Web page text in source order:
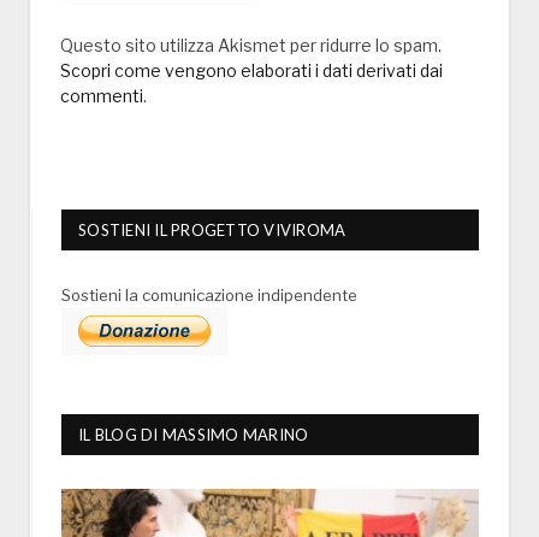
Questo sito utilizza Akismet per ridurre lo spam.
Scopri come vengono elaborati i dati derivati dai
commenti.
SOSTIENI IL PROGETTO VIVIROMA
Sostieni la comunicazione indipendente
IL BLOG DI MASSIMO MARINO